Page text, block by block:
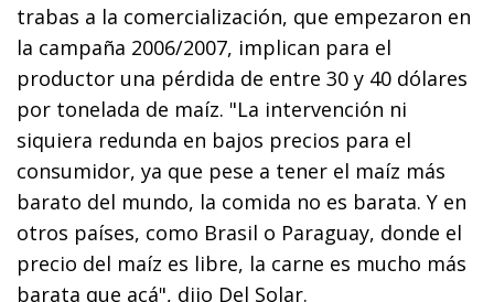
trabas a la comercialización, que empezaron en
la campaña 2006/2007, implican para el
productor una pérdida de entre 30 y 40 dólares
por tonelada de maíz. "La intervención ni
siquiera redunda en bajos precios para el
consumidor, ya que pese a tener el maíz más
barato del mundo, la comida no es barata. Y en
otros países, como Brasil o Paraguay, donde el
precio del maíz es libre, la carne es mucho más
barata que acá", dijo Del Solar.